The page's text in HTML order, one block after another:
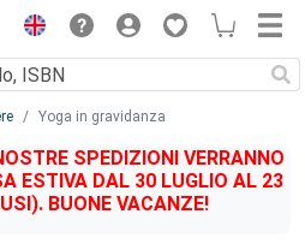
Yoga in gravidanza
SPEDIZIONI VERRANNO
ESTIVA DAL 30 LUGLIO AL 23
BUONE VACANZE!